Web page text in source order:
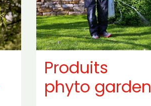
Produits
phyto garden